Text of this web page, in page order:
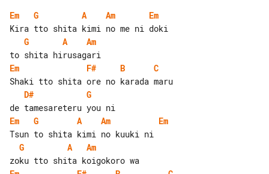
Em G A Am
Em
G
A
Am
Em
F# B
C
D#
G
Em
G A Am
Em
G
A
Am